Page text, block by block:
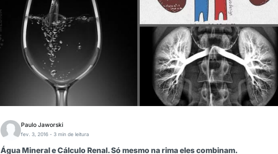
Paulo Jaworski
fev. 3, 2016 - 3 min de leitura
Água Mineral e Cálculo Renal. Só mesmo na rima eles combinam.